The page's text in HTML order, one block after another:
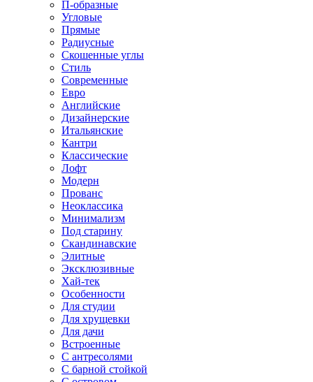
П-образные
Угловые
Прямые
Радиусные
Скошенные углы
Стиль
Современные
Евро
Английские
Дизайнерские
Итальянские
Кантри
Классические
Лофт
Модерн
Прованс
Неоклассика
Минимализм
Под старину
Скандинавские
Элитные
Эксклюзивные
Хай-тек
Особенности
Для студии
Для хрущевки
Для дачи
Встроенные
С антресолями
С барной стойкой